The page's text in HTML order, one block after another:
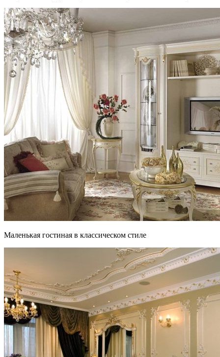
Маленькая гостиная в классическом стиле